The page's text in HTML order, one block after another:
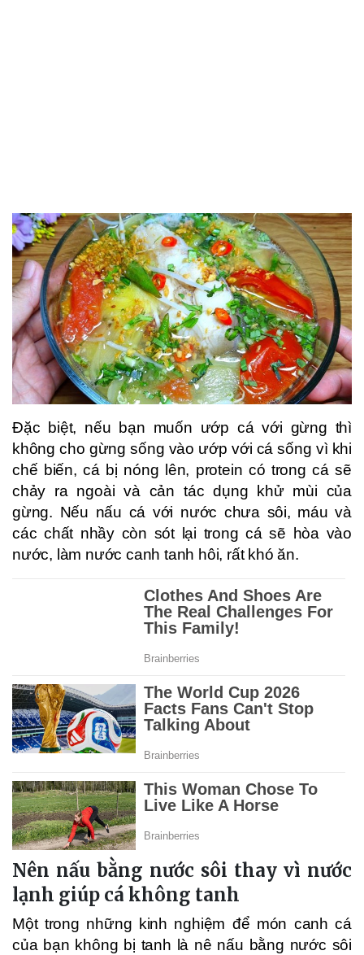
Đặc biệt, nếu bạn muốn ướp cá với gừng thì
không cho gừng sống vào ướp với cá sống vì khi
chế biến, cá bị nóng lên, protein có trong cá sẽ
chảy ra ngoài và cản tác dụng khử mùi của
gừng. Nếu nấu cá với nước chưa sôi, máu và
các chất nhầy còn sót lại trong cá sẽ hòa vào
nước, làm nước canh tanh hôi, rất khó ăn.
Nên nấu bằng nước sôi thay vì nước
lạnh giúp cá không tanh
Một trong những kinh nghiệm để món canh cá
của bạn không bị tanh là nê nấu bằng nước sôi